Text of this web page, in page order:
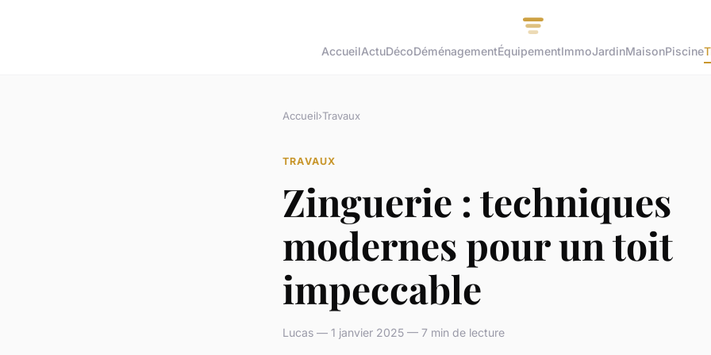
AccueilActuDécoDéménagementÉquipementImmoJardinMaisonPiscine
Accueil›Travaux
TRAVAUX
Zinguerie : techniques
modernes pour un toit
impeccable
Lucas — 1 janvier 2025 — 7 min de lecture